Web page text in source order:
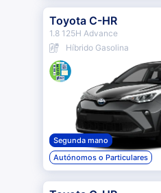
Toyota C-HR
1.8 125H Advance
Híbrido Gasolina
Segunda mano
Autónomos o Particulares